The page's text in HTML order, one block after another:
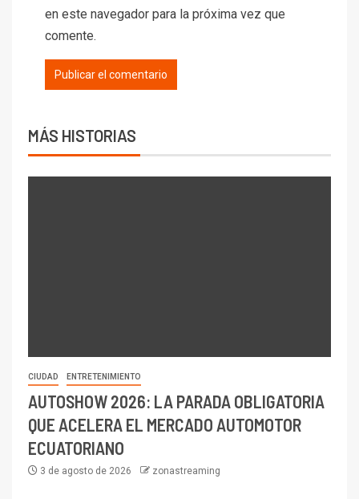
en este navegador para la próxima vez que
comente.
MÁS HISTORIAS
CIUDAD ENTRETENIMIENTO
AUTOSHOW 2026: LA PARADA OBLIGATORIA
QUE ACELERA EL MERCADO AUTOMOTOR
ECUATORIANO
3 de agosto de 2026 zonastreaming